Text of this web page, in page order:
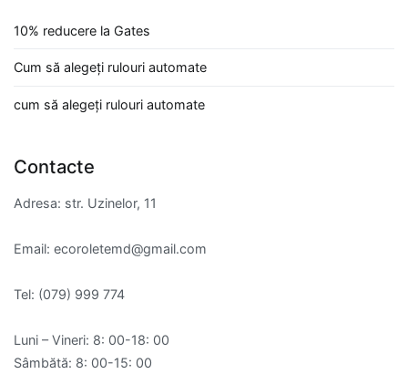
10% reducere la Gates
Сum să alegeți rulouri automate
cum să alegeți rulouri automate
Contacte
Adresa: str. Uzinelor, 11
Email: ecoroletemd@gmail.com
Tel: (079) 999 774
Luni – Vineri: 8: 00-18: 00
Sâmbătă: 8: 00-15: 00